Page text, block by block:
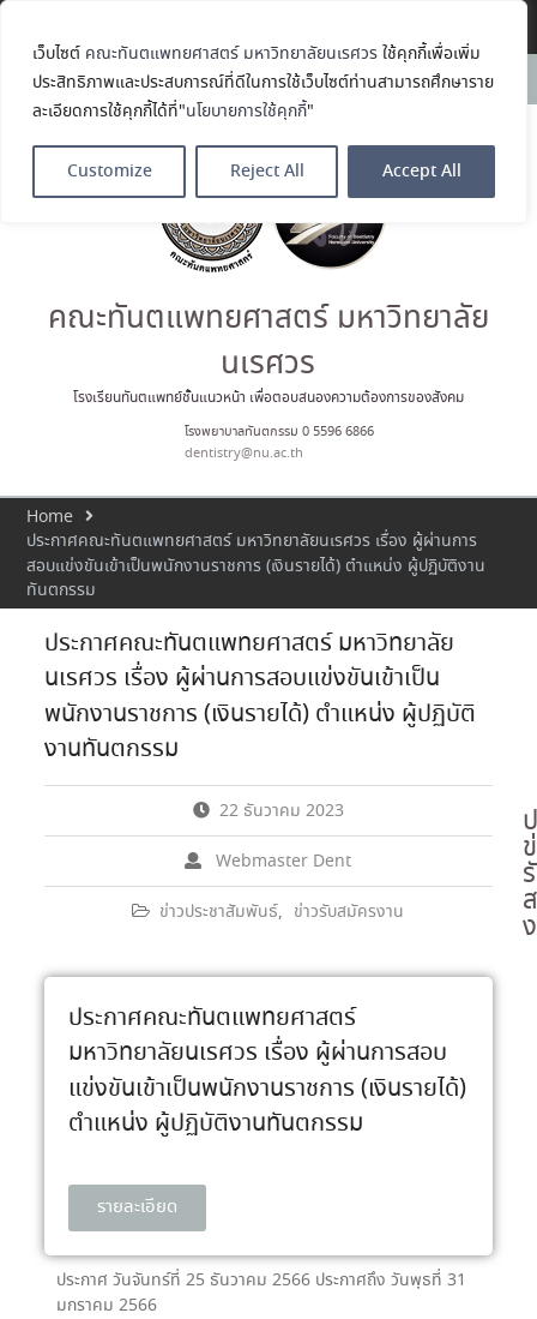
เว็บไซต์ คณะทันตแพทยศาสตร์ มหาวิทยาลัยนเรศวร ใช้คุกกี้เพื่อเพิ่ม
ประสิทธิภาพและประสบการณ์ที่ดีในการใช้เว็บไซต์ท่านสามารถศึกษาราย
ละเอียดการใช้คุกกี้ได้ที่"นโยบายการใช้คุกกี้"
Customize Reject All Accept All
News:
คณะทันตแพทยศาสตร์
มหาวิทยาลัยนเรศวร ร่วมออกบูธ
ประชาสัมพันธ์ หลักสูตรทันตแพทย
ประกาศนียบัตรผู้ช่วยทันตแพทย์
ในโครงการ Open House 2026
ตน ค้นหาตัวเอง
ประกาศคณะทันตแพทยศาสตร์
มหาวิทยาลัยนเรศวร เรื่อง ผู้ผ่าน
การสอบแข่งขันเข้าเป็นพนักงาน
ราชการ (เงินรายได้) ตำแหน่ง ผู้
ประมวลภาพบรรยากาศกิจกรรม
Dent Connect Board Game
2569 ณ คณะทันแพทยศาสตร์
คณะทันตแพทยศาสตร์ มหาวิทยาลัย
นเรศวร
โรงเรียนทันตแพทย์ชั้นแนวหน้า เพื่อตอบสนองความต้องการของสังคม
โรงพยาบาลทันตกรรม 0 5596 6866
dentistry@nu.ac.th
Home
ประกาศคณะทันตแพทยศาสตร์ มหาวิทยาลัยนเรศวร เรื่อง ผู้ผ่านการ
สอบแข่งขันเข้าเป็นพนักงานราชการ (เงินรายได้) ตำแหน่ง ผู้ปฏิบัติงาน
ทันตกรรม
ประกาศคณะทันตแพทยศาสตร์ มหาวิทยาลัย
นเรศวร เรื่อง ผู้ผ่านการสอบแข่งขันเข้าเป็น
พนักงานราชการ (เงินรายได้) ตำแหน่ง ผู้ปฏิบัติ
งานทันตกรรม
22 ธันวาคม 2023
Webmaster Dent
ข่าวประชาสัมพันธ์, ข่าวรับสมัครงาน
ประกาศคณะทันตแพทยศาสตร์
มหาวิทยาลัยนเรศวร เรื่อง ผู้ผ่านการสอบ
แข่งขันเข้าเป็นพนักงานราชการ (เงินรายได้)
ตำแหน่ง ผู้ปฏิบัติงานทันตกรรม
รายละเอียด
ประกาศ วันจันทร์ที่ 25 ธันวาคม 2566 ประกาศถึง วันพุธที่ 31
มกราคม 2566